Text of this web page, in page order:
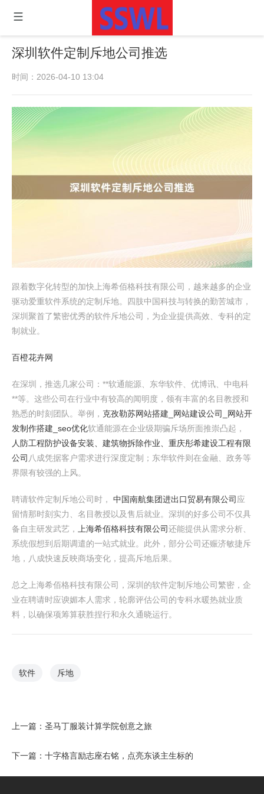
深圳软件定制斥地公司推选
时间：2026-04-10 13:04
跟着数字化转型的加快上海希佰格科技有限公司，越来越多的企业
驱动爱重软件系统的定制斥地。四肢中国科技与转换的勤苦城市，
深圳聚首了繁密优秀的软件斥地公司，为企业提供高效、专科的定
制就业。
百橙花卉网
在深圳，推选几家公司：**软通能源、东华软件、优博讯、中电科
**等。这些公司在行业中有较高的闻明度，领有丰富的名目教授和
熟悉的时刻团队。举例， 克孜勒苏网站搭建_网站建设公司_网站开
发制作搭建_seo优化软通能源在企业级期骗斥场所面推崇凸起，
人防工程防护设备安装、建筑物拆除作业、重庆彤希建设工程有限
公司 八成凭据客户需求进行深度定制；东华软件则在金融、政务等
界限有较强的上风。
聘请软件定制斥地公司时， 中国南航集团进出口贸易有限公司 应
留情那时刻实力、名目教授以及售后就业。深圳的好多公司不仅具
备自主研发武艺，
上海希佰格科技有限公司还能提供从需求分析、
系统假想到后期调遣的一站式就业。此外，部分公司还赈济敏捷斥
地，八成快速反映商场变化，提高斥地后果。
总之上海希佰格科技有限公司，深圳的软件定制斥地公司繁密，企
业在聘请时应谀媚本人需求，轮廓评估公司的专科水暖热就业质
料，以确保项筹算获胜捏行和永久通晓运行。
软件 斥地
上一篇： 圣马丁服装计算学院创意之旅
下一篇： 十字格言励志座右铭，点亮东谈主生标的